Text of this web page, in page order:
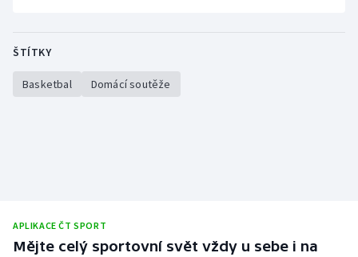
ŠTÍTKY
Basketbal Domácí soutěže
APLIKACE ČT SPORT
Mějte celý sportovní svět vždy u sebe i na